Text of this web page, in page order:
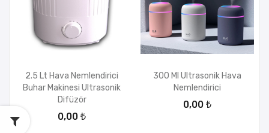
2.5 Lt Hava Nemlendirici
Buhar Makinesi Ultrasonik
Difüzör
0,00 ₺
300 Ml Ultrasonik Hava
Nemlendirici
0,00 ₺